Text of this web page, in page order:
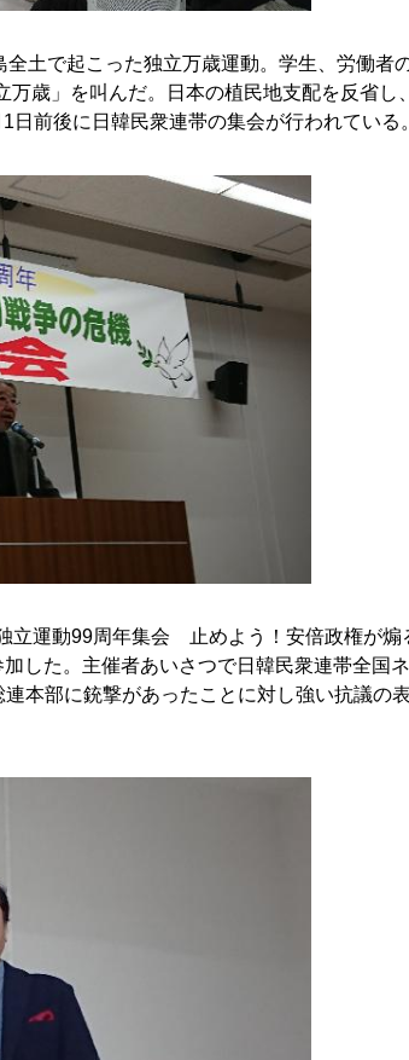
土で起こった独立万歳運動。学生、労働者
歳」を叫んだ。日本の植民地支配を反省し
前後に日韓民衆連帯の集会が行われている。
立運動99周年集会 止めよう！安倍政権が煽
した。主催者あいさつで日韓民衆連帯全国
本部に銃撃があったことに対し強い抗議の